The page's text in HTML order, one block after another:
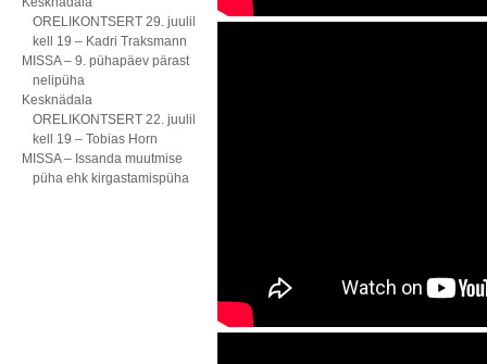
ORELIKONTSERT 29. juulil
kell 19 – Kadri Traksmann
MISSA – 9. pühapäev pärast
nelipüha
Kesknädala
ORELIKONTSERT 22. juulil
kell 19 – Tobias Horn
MISSA – Issanda muutmise
püha ehk kirgastamispüha